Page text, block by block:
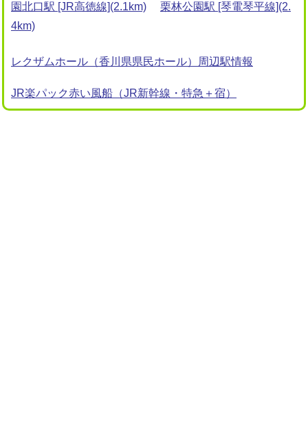
園北口駅 [JR高徳線](2.1km)
栗林公園駅 [琴電琴平線](2.
4km)
レクザムホール（香川県県民ホール）周辺駅情報
JR楽パック赤い風船（JR新幹線・特急＋宿）